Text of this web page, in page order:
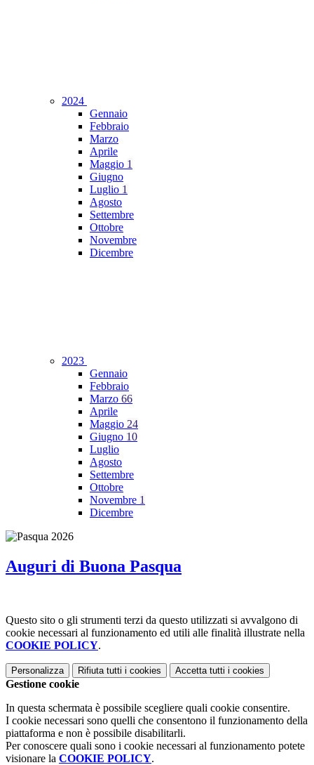
2024
Gennaio
Febbraio
Marzo
Aprile
Maggio 1
Giugno
Luglio 1
Agosto
Settembre
Ottobre
Novembre
Dicembre
2023
Gennaio
Febbraio
Marzo 66
Aprile
Maggio 24
Giugno 10
Luglio
Agosto
Settembre
Ottobre
Novembre 1
Dicembre
Auguri di Buona Pasqua
Questo sito o gli strumenti terzi da questo utilizzati si avvalgono di
cookie necessari al funzionamento ed utili alle finalità illustrate nella
COOKIE POLICY.
Personalizza Rifiuta tutti i cookies Accetta tutti i cookies
Gestione cookie
In questa schermata è possibile scegliere quali cookie consentire.
I cookie necessari sono quelli che consentono il funzionamento della
piattaforma e non è possibile disabilitarli.
Per conoscere quali sono i cookie necessari al funzionamento potete
visionare la COOKIE POLICY.